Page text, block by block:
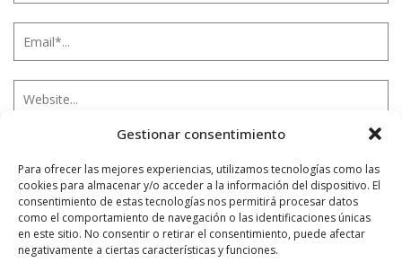
Gestionar consentimiento
Para ofrecer las mejores experiencias, utilizamos tecnologías como las
cookies para almacenar y/o acceder a la información del dispositivo. El
consentimiento de estas tecnologías nos permitirá procesar datos
como el comportamiento de navegación o las identificaciones únicas
en este sitio. No consentir o retirar el consentimiento, puede afectar
negativamente a ciertas características y funciones.
Notificarme vía correo electrónico cuando el comentario sea
aprobado.
Este sitio usa Akismet para reducir el spam. Aprende
cómo se procesan los datos de tus comentarios.